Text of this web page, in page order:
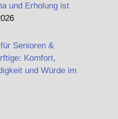
und Erholung ist
Senioren &
Komfort,
und Würde im